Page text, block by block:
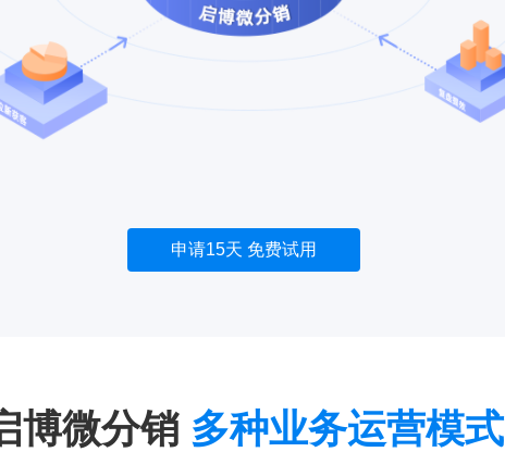
申请15天 免费试用
博微分销 多种业务运营模式